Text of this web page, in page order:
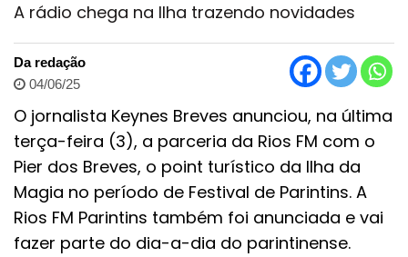
A rádio chega na Ilha trazendo novidades
Da redação
04/06/25
O jornalista Keynes Breves anunciou, na última
terça-feira (3), a parceria da Rios FM com o
Pier dos Breves, o point turístico da Ilha da
Magia no período de Festival de Parintins. A
Rios FM Parintins também foi anunciada e vai
fazer parte do dia-a-dia do parintinense.